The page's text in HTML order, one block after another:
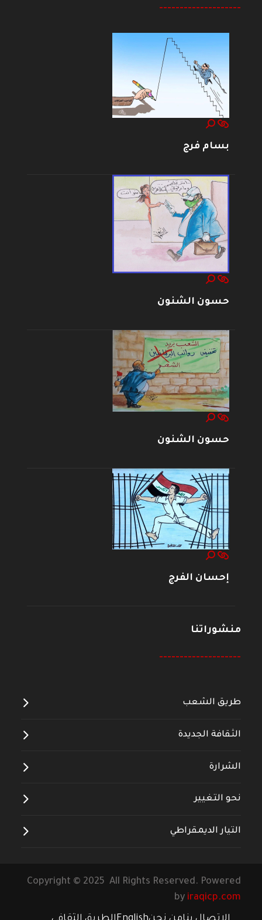
--------------------
بسام فرج
حسون الشنون
حسون الشنون
إحسان الفرج
منشوراتنا
--------------------
طريق الشعب
الثقافة الجديدة
الشرارة
نحو التغيير
التيار الديمقراطي
Copyright © 2025 All Rights Reserved. Powered
by iraqicp.com